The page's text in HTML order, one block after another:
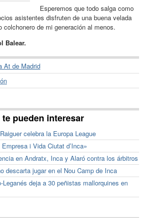
Esperemos que todo salga como
asistentes disfruten de una buena velada
de mi generación al menos.
Balear.
At de Madrid
pueden interesar
celebra la Europa League
i Vida Ciutat d’Inca»
en Andratx, Inca y Alaró contra los árbitros
descarta jugar en el Nou Camp de Inca
deja a 30 peñistas mallorquines en